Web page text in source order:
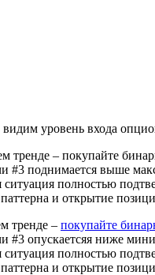
уровень входа
тренде – покупайте
#3 поднимается выше
ситуация полностью
и открытие
тренде – покупайте
#3 опускаетсяя ниже
ситуация полностью
и открытие